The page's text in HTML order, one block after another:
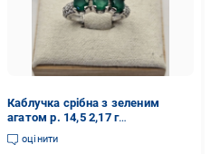
Каблучка срібна з зеленим
агатом р. 14,5 2,17 г
(3023973777)
оцінити